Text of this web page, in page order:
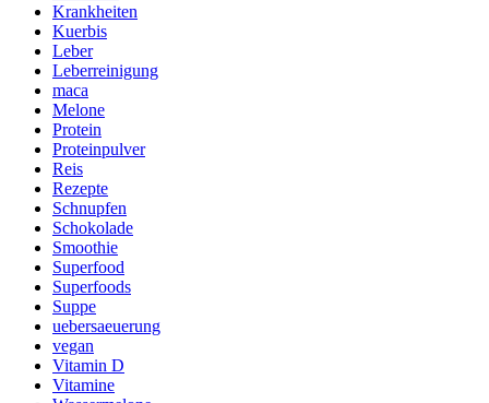
Krankheiten
Kuerbis
Leber
Leberreinigung
maca
Melone
Protein
Proteinpulver
Reis
Rezepte
Schnupfen
Schokolade
Smoothie
Superfood
Superfoods
Suppe
uebersaeuerung
vegan
Vitamin D
Vitamine